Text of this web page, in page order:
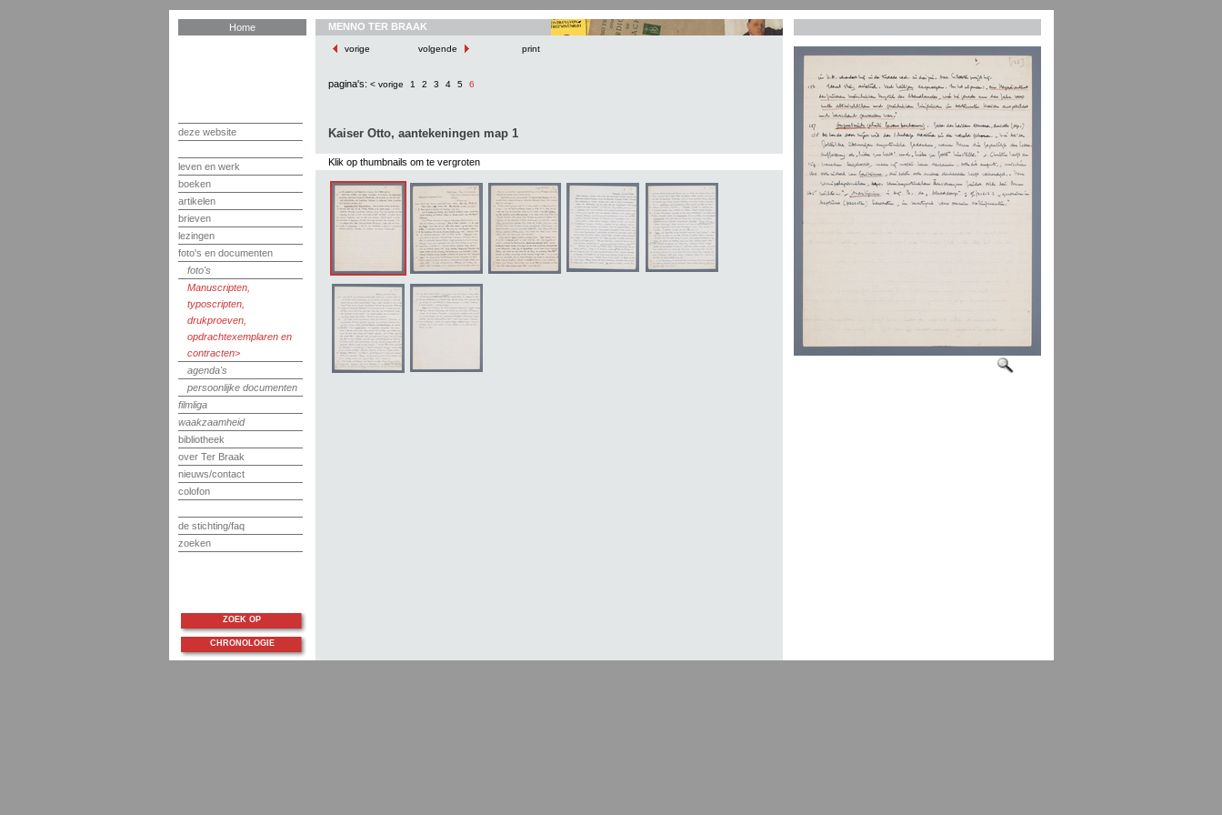
Home
deze website
leven en werk
boeken
artikelen
brieven
lezingen
foto's en documenten
foto's
Manuscripten,
typoscripten,
drukproeven,
opdrachtexemplaren en
contracten
agenda's
persoonlijke documenten
filmliga
waakzaamheid
bibliotheek
over Ter Braak
nieuws/contact
colofon
de stichting/faq
zoeken
MENNO TER BRAAK
vorige volgende print
pagina's: < vorige 1 2 3 4 5 6
Kaiser Otto, aantekeningen map 1
Klik op thumbnails om te vergroten
ZOEK OP
CHRONOLOGIE